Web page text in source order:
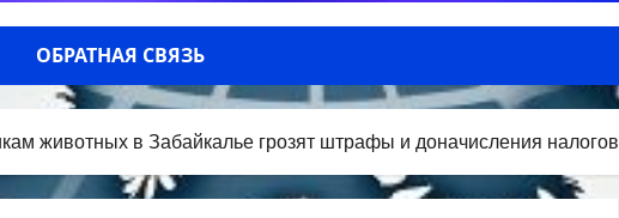
ОБРАТНАЯ СВЯЗЬ
животных в Забайкалье грозят штрафы и доначисления налогов